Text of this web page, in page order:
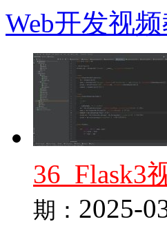
Web开发视
36_Flask3
期： 2025-